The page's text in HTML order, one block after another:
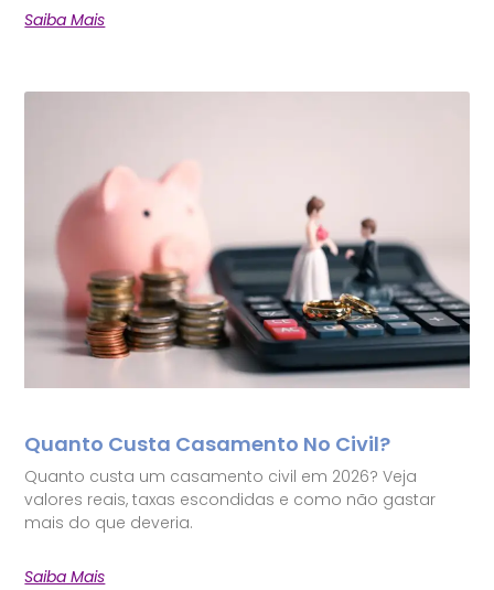
Saiba Mais
Quanto Custa Casamento No Civil?
Quanto custa um casamento civil em 2026? Veja
valores reais, taxas escondidas e como não gastar
mais do que deveria.
Saiba Mais